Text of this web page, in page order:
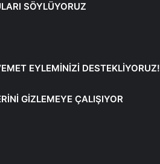
SÖYLÜYORUZ
EYLEMİNİZİ DESTEKLİYORUZ!
GİZLEMEYE ÇALIŞIYOR